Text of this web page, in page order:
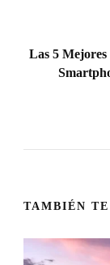
Las 5 Mejores
TAMBIÉN